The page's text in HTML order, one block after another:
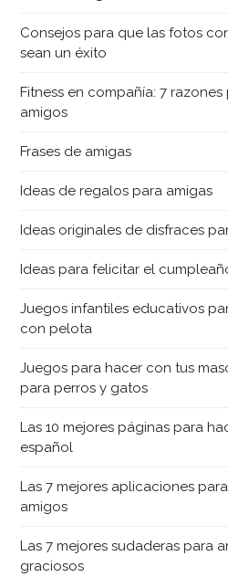
Consejos para que las fotos
sean un éxito
Fitness en compañía: 7
amigos
Frases de amigas
Ideas de regalos para amigas
Ideas originales de disfraces
Ideas para felicitar el
Juegos infantiles educativos
con pelota
Juegos para hacer con tus
para perros y gatos
Las 10 mejores páginas para
español
Las 7 mejores aplicaciones
amigos
Las 7 mejores sudaderas para
graciosos